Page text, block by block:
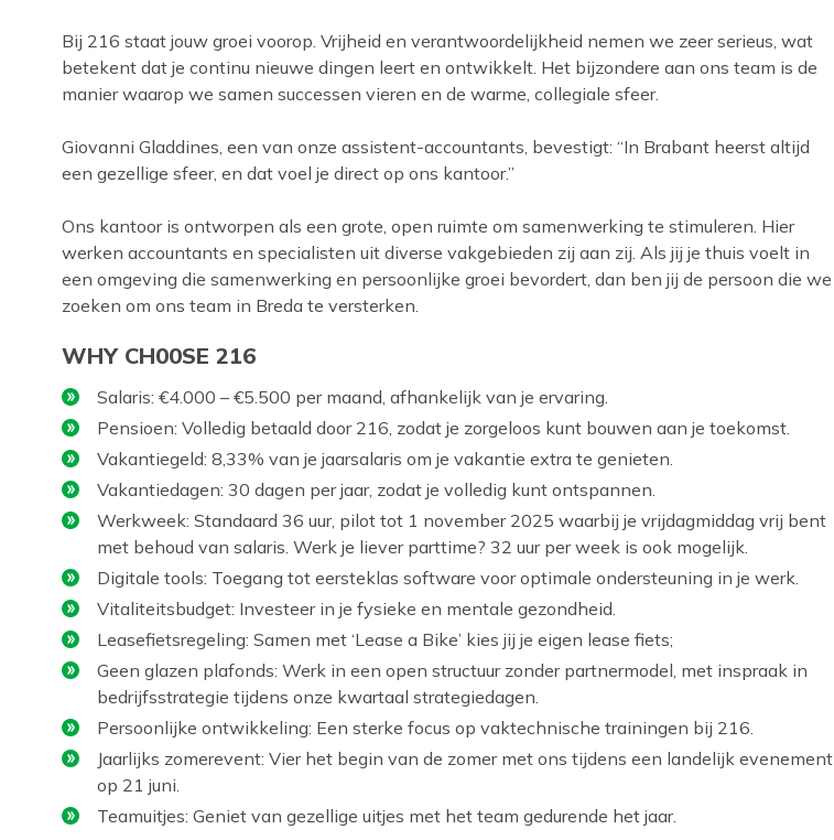
Bij 216 staat jouw groei voorop. Vrijheid en verantwoordelijkheid nemen we zeer serieus, wat
betekent dat je continu nieuwe dingen leert en ontwikkelt. Het bijzondere aan ons team is de
manier waarop we samen successen vieren en de warme, collegiale sfeer.
Giovanni Gladdines, een van onze assistent-accountants, bevestigt: “In Brabant heerst altijd
een gezellige sfeer, en dat voel je direct op ons kantoor.”
Ons kantoor is ontworpen als een grote, open ruimte om samenwerking te stimuleren. Hier
werken accountants en specialisten uit diverse vakgebieden zij aan zij. Als jij je thuis voelt in
een omgeving die samenwerking en persoonlijke groei bevordert, dan ben jij de persoon die we
zoeken om ons team in Breda te versterken.
WHY CH00SE 216
Salaris: €4.000 – €5.500 per maand, afhankelijk van je ervaring.
Pensioen: Volledig betaald door 216, zodat je zorgeloos kunt bouwen aan je toekomst.
Vakantiegeld: 8,33% van je jaarsalaris om je vakantie extra te genieten.
Vakantiedagen: 30 dagen per jaar, zodat je volledig kunt ontspannen.
Werkweek: Standaard 36 uur, pilot tot 1 november 2025 waarbij je vrijdagmiddag vrij bent
met behoud van salaris. Werk je liever parttime? 32 uur per week is ook mogelijk.
Digitale tools: Toegang tot eersteklas software voor optimale ondersteuning in je werk.
Vitaliteitsbudget: Investeer in je fysieke en mentale gezondheid.
Leasefietsregeling: Samen met ‘Lease a Bike’ kies jij je eigen lease fiets;
Geen glazen plafonds: Werk in een open structuur zonder partnermodel, met inspraak in
bedrijfsstrategie tijdens onze kwartaal strategiedagen.
Persoonlijke ontwikkeling: Een sterke focus op vaktechnische trainingen bij 216.
Jaarlijks zomerevent: Vier het begin van de zomer met ons tijdens een landelijk evenement
op 21 juni.
Teamuitjes: Geniet van gezellige uitjes met het team gedurende het jaar.